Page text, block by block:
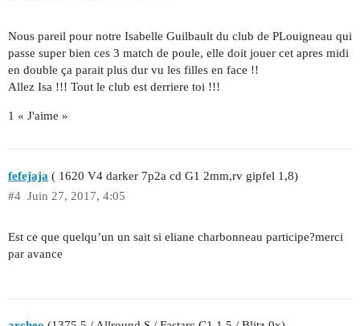
Nous pareil pour notre Isabelle Guilbault du club de PLouigneau qui
passe super bien ces 3 match de poule, elle doit jouer cet apres midi
en double ça parait plus dur vu les filles en face !!
Allez Isa !!! Tout le club est derriere toi !!!
1 « J'aime »
fefejaja ( 1620 V4 darker 7p2a cd G1 2mm,rv gipfel 1,8)
Juin 27, 2017, 4:05
#4
Est ce que quelqu’un un sait si eliane charbonneau participe?merci
par avance